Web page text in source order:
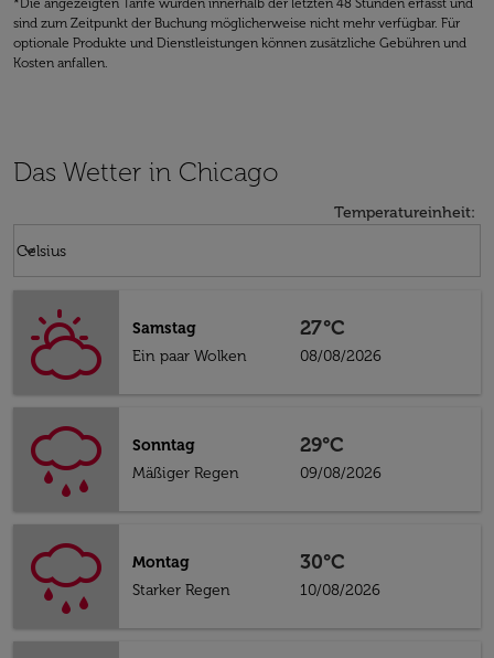
*Die angezeigten Tarife wurden innerhalb der letzten 48 Stunden erfasst und
sind zum Zeitpunkt der Buchung möglicherweise nicht mehr verfügbar. Für
optionale Produkte und Dienstleistungen können zusätzliche Gebühren und
Kosten anfallen.
Das Wetter in Chicago
Temperatureinheit:
Celsius
keyboard_arrow_down
Samstag
Ein paar Wolken
27°C
08/08/2026
Sonntag
Mäßiger Regen
29°C
09/08/2026
Montag
Starker Regen
30°C
10/08/2026